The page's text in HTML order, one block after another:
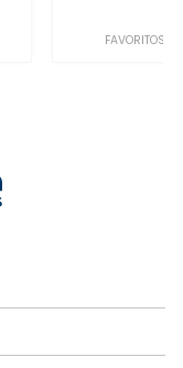
FAVORITOS